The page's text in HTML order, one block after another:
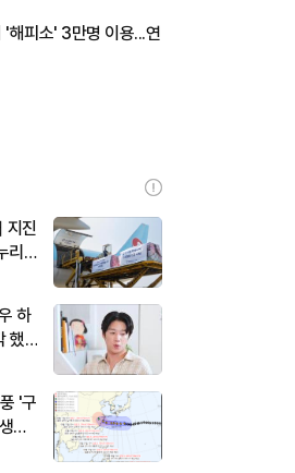
'해피소' 3만명 이용...연
지진
리
하
했
'구
…